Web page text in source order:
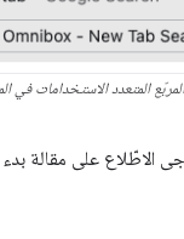
المتعدد الاستخدامات في
الاطّلاع على مقالة